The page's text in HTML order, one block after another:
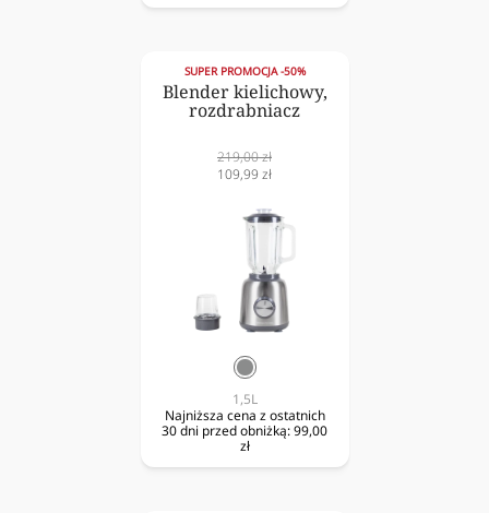
SUPER PROMOCJA -50%
Blender kielichowy,
rozdrabniacz
Cena
normalna
219,00 zł
Cena
109,99 zł
srebrny
1,5L
Najniższa cena z ostatnich
30 dni przed obniżką:99,00
zł